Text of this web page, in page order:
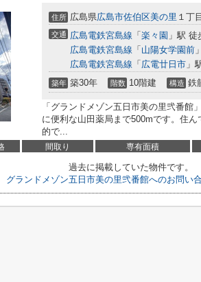
住所 広島県広島市佐伯区美の里 １丁目
交通 広島電鉄宮島線 「 楽々園 」駅 徒
広島電鉄宮島線 「 山陽女学園前
広島電鉄宮島線 「 広電廿日市 」
築年 築30年 階数 10階建 構造 鉄
「グランドメゾン五日市美の里弐番
に便利な山田薬局まで500mです。住
的で...
間取り 専有面積
過去に掲載していた物件です。
グランドメゾン五日市美の里弐番館へのお問い